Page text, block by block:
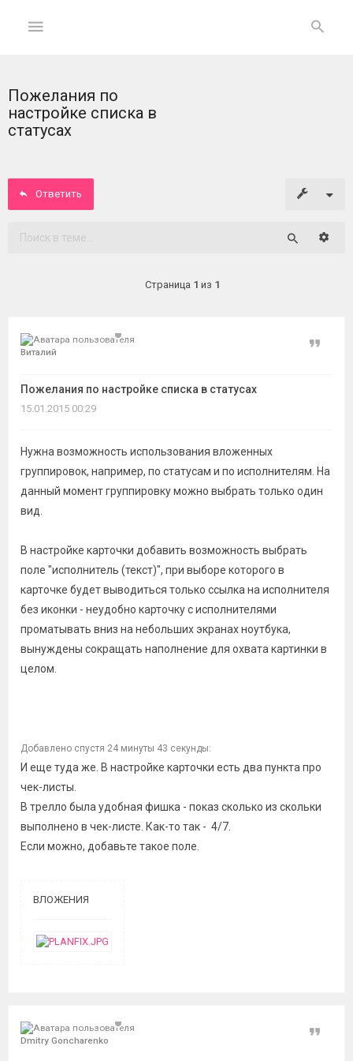
ГЛАВНАЯ
На
Вход
ФОРУМ
Активные
Пожелания по
настройке списка в
статусах
Ответить
Страница 1 из 1
Виталий
Пожелания по настройке списка в статусах
Цитата
15.01.2015 00:29
Нужна возможность использования вложенных
группировок, например, по статусам и по исполнителям. На
данный момент группировку можно выбрать только один
вид.
В настройке карточки добавить возможность выбрать
поле "исполнитель (текст)", при выборе которого в
карточке будет выводиться только ссылка на исполнителя
без иконки - неудобно карточку с исполнителями
проматывать вниз на небольших экранах ноутбука,
вынуждены сокращать наполнение для охвата картинки в
целом.
Добавлено спустя 24 минуты 43 секунды:
И еще туда же. В настройке карточки есть два пункта про
чек-листы.
В трелло была удобная фишка - показ сколько из скольки
выполнено в чек-листе. Как-то так - 4/7.
Если можно, добавьте такое поле.
ВЛОЖЕНИЯ
Dmitry Goncharenko
Цитата